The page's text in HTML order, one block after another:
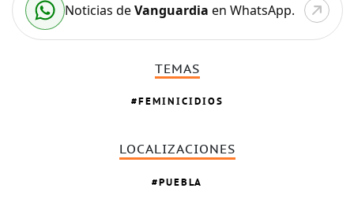
Noticias deVanguardia en WhatsApp.
TEMAS
FEMINICIDIOS
LOCALIZACIONES
PUEBLA